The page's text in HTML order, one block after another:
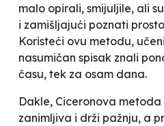
malo opirali, smijuljile, ali
i zamišljajući poznati
Koristeći ovu metodu,
nasumičan spisak znali
času, tek za osam dana.
Dakle, Ciceronova
zanimljiva i drži pažnju, a